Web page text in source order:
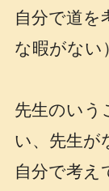
自分で道を
な暇がない
先生のいう
い、先生が
自分で考え